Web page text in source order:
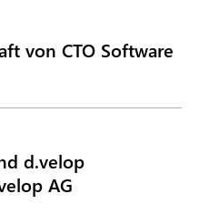
von CTO Software
d.velop
AG